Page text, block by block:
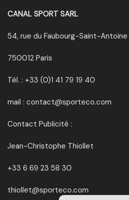
CANAL SPORT SARL
54, rue du Faubourg-Saint-Antoine
750012 Paris
Tél. : +33 (0)1 41 79 19 40
mail : contact@sporteco.com
Contact Publicité :
Jean-Christophe Thiollet
+33 6 69 23 58 30
thiollet@sporteco.com